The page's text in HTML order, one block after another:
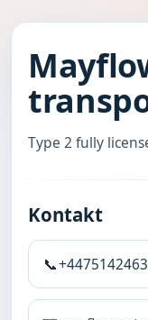
Type 2 fully
Kontakt
📞